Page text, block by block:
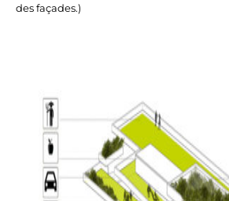
des façades.)